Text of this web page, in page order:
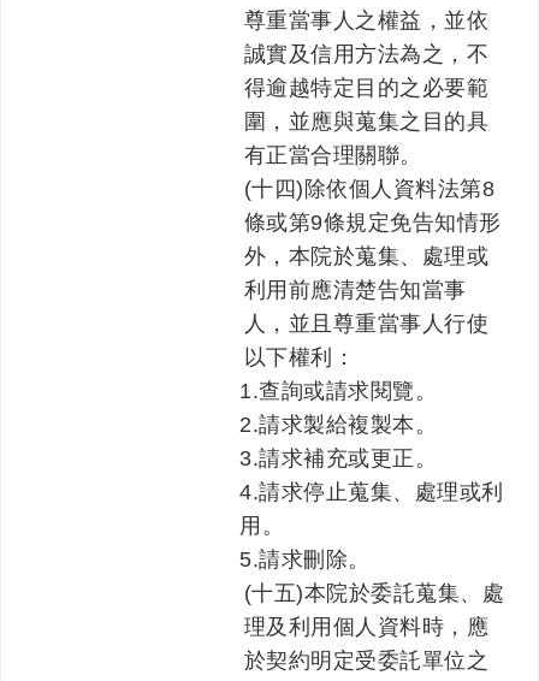
尊重當事人之權益，並依
誠實及信用方法為之，不
得逾越特定目的之必要範
圍，並應與蒐集之目的具
有正當合理關聯。
(十四)除依個人資料法第8
條或第9條規定免告知情形
外，本院於蒐集、處理或
利用前應清楚告知當事
人，並且尊重當事人行使
以下權利：
1.查詢或請求閱覽。
2.請求製給複製本。
3.請求補充或更正。
4.請求停止蒐集、處理或利
用。
5.請求刪除。
(十五)本院於委託蒐集、處
理及利用個人資料時，應
於契約明定受委託單位之